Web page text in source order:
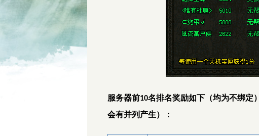
服务器前10名排名奖励如下（均为不绑定
会有并列产生）：